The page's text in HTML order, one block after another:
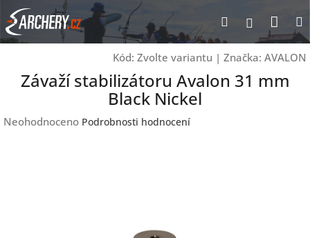
Přejít
na
obsah
Hledat
Kód: Zvolte variantu | Značka: AVALON
Závaží stabilizátoru Avalon 31 mm
Black Nickel
Průměrné
Neohodnoceno Podrobnosti hodnocení